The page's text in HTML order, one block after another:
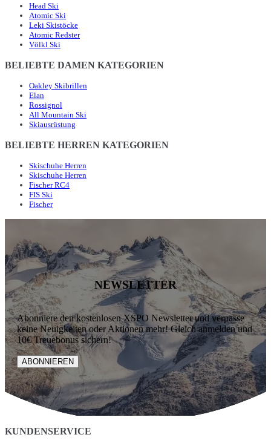
Head Ski
Atomic Ski
Leki Skistöcke
Atomic Redster
Völkl Ski
BELIEBTE DAMEN KATEGORIEN
Oakley Skibrillen
Elan
Rossignol
All Mountain Ski
Skiausrüstung
BELIEBTE HERREN KATEGORIEN
Skischuhe Herren
Skischuhe Herren
Fischer RC4
FIS Ski
Fischer
NEWSLETTER
Abonniere den kostenlosen XSPO Newsletter und verpasse
keine Neuigkeiten oder Aktionen mehr! Gleich anmelden und
10€ Treuebonus sichern!
ABONNIEREN
KUNDENSERVICE